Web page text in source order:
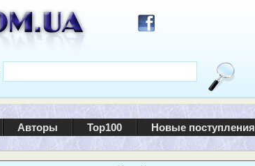
Авторы Top100 Новые поступления